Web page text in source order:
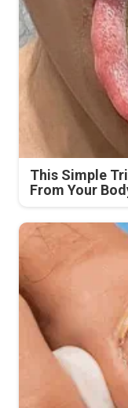
This Simple
From Your